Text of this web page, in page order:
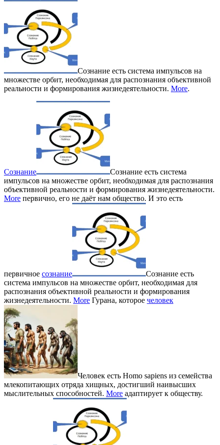
Сознание есть система импульсов на
множестве орбит, необходимая для распознания объективной
реальности и формирования жизнедеятельности. More.
Сознание
Сознание есть система
импульсов на множестве орбит, необходимая для распознания
объективной реальности и формирования жизнедеятельности.
More первично, его не даёт нам общество. И это есть
первичное сознание
Сознание есть
система импульсов на множестве орбит, необходимая для
распознания объективной реальности и формирования
жизнедеятельности. More Гурана, которое человек
Человек есть Homo sapiens из семейства
млекопитающих отряда хищных, достигший наивысших
мыслительных способностей. More адаптирует к обществу.